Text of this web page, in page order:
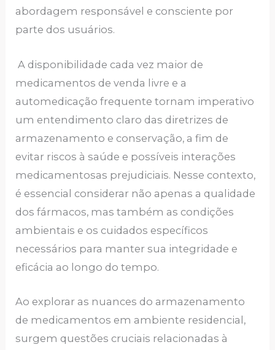
abordagem responsável e consciente por
parte dos usuários.
A disponibilidade cada vez maior de
medicamentos de venda livre e a
automedicação frequente tornam imperativo
um entendimento claro das diretrizes de
armazenamento e conservação, a fim de
evitar riscos à saúde e possíveis interações
medicamentosas prejudiciais. Nesse contexto,
é essencial considerar não apenas a qualidade
dos fármacos, mas também as condições
ambientais e os cuidados específicos
necessários para manter sua integridade e
eficácia ao longo do tempo.
Ao explorar as nuances do armazenamento
de medicamentos em ambiente residencial,
surgem questões cruciais relacionadas à